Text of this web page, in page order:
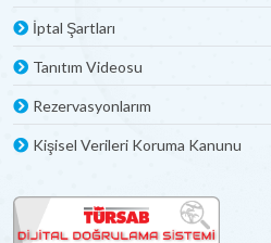
İptal Şartları
Tanıtım Videosu
Rezervasyonlarım
Kişisel Verileri Koruma Kanunu